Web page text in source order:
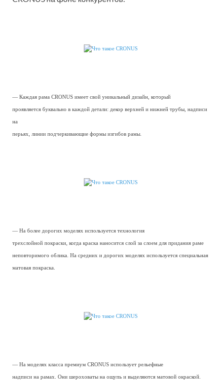
— Каждая рама CRONUS имеет свой уникальный дизайн, который
проявляется буквально в каждой детали: декор верхней и нижней трубы, надписи
на
перьях, линии подчеркивающие формы изгибов рамы.
— На более дорогих моделях используется технология
трехслойной покраски, когда краска наносится слой за слоем для придания раме
неповторимого облика. На средних и дорогих моделях используется специальная
матовая покраска.
— На моделях класса премиум CRONUS использует рельефные
надписи на рамах. Они шероховаты на ощупь и выделяются матовой окраской.